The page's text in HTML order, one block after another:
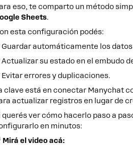
eso, te comparto un método
Sheets.
esta configuración podés:
Guardar automáticamente los
Actualizar su estado en el embudo
Evitar errores y duplicaciones.
clave está en conectar Manychat
actualizar registros en lugar de
querés ver cómo hacerlo paso a
en minutos:
Mirá el video acá: